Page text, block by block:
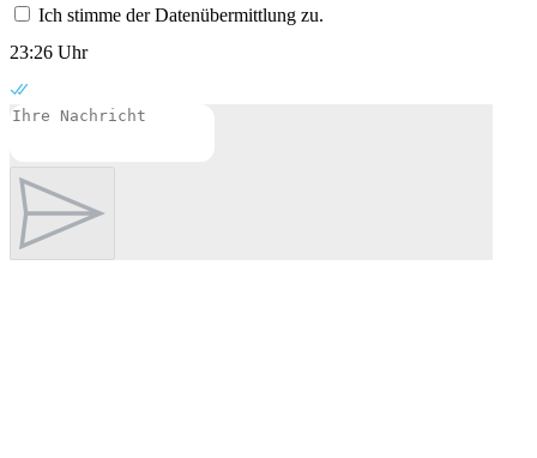
Ich stimme der Datenübermittlung zu.
23:26 Uhr